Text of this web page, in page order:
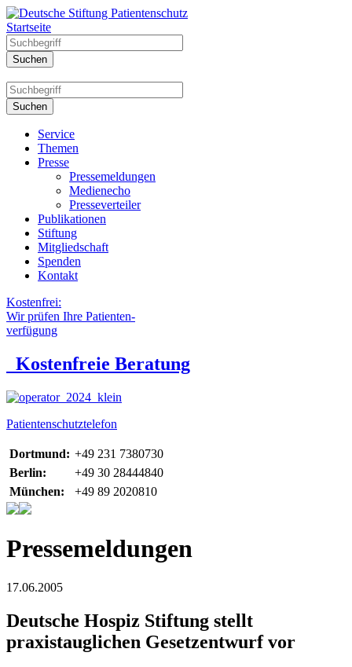
Startseite
Service
Themen
Presse
Pressemeldungen
Medienecho
Presseverteiler
Publikationen
Stiftung
Mitgliedschaft
Spenden
Kontakt
Kostenfrei:
Wir prüfen Ihre Patienten-
verfügung
Kostenfreie Beratung
Patientenschutztelefon
Dortmund: +49 231 7380730
Berlin:
+49 30 28444840
München:
+49 89 2020810
Pressemeldungen
17.06.2005
Deutsche Hospiz Stiftung stellt
praxistauglichen Gesetzentwurf vor